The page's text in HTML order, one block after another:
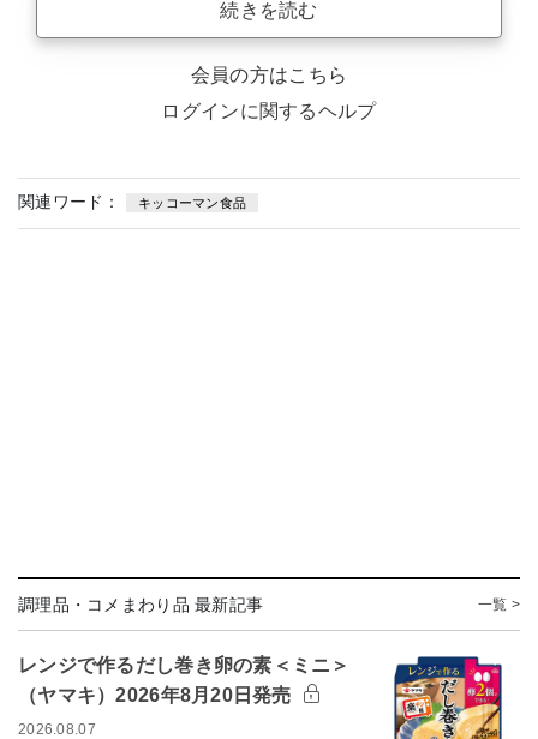
続きを読む
会員の方はこちら
ログインに関するヘルプ
関連ワード： キッコーマン食品
調理品・コメまわり品 最新記事 一覧 >
レンジで作るだし巻き卵の素＜ミニ＞
（ヤマキ）2026年8月20日発売
2026.08.07